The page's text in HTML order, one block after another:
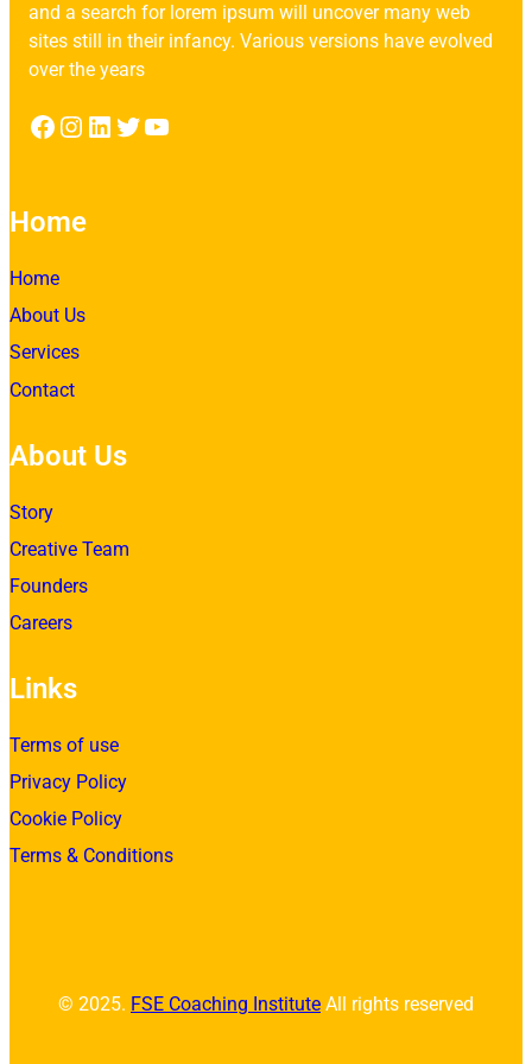
and a search for lorem ipsum will uncover many web
sites still in their infancy. Various versions have evolved
over the years
Facebook Instagram LinkedIn Twitter YouTube
Home
Home
About Us
Services
Contact
About Us
Story
Creative Team
Founders
Careers
Links
Terms of use
Privacy Policy
Cookie Policy
Terms & Conditions
© 2025. FSE Coaching Institute All rights reserved